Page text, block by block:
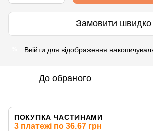
Замовити швидко
Ввійти для відображення
До обраного
ПОКУПКА ЧАСТИНАМИ
3 платежі по 36.67 грн